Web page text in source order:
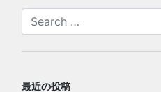
最近の投稿